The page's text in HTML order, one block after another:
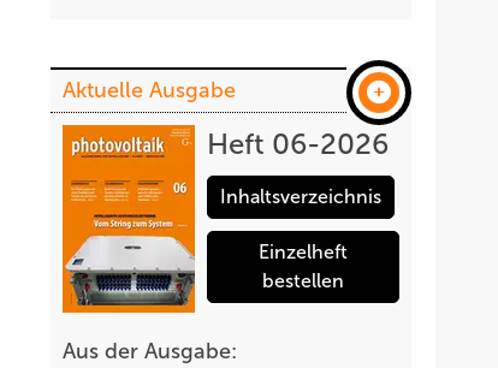
Aktuelle Ausgabe
Heft 06-2026
Inhaltsverzeichnis
Einzelheft
bestellen
Aus der Ausgabe: